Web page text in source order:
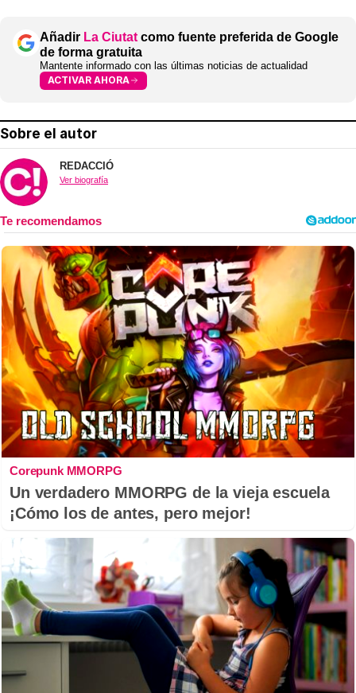
Añadir La Ciutat como fuente preferida de Google
de forma gratuita
Mantente informado con las últimas noticias de actualidad
ACTIVAR AHORA
Sobre el autor
REDACCIÓ
Ver biografía
Corepunk MMORPG
Un verdadero MMORPG de la vieja escuela
¡Cómo los de antes, pero mejor!